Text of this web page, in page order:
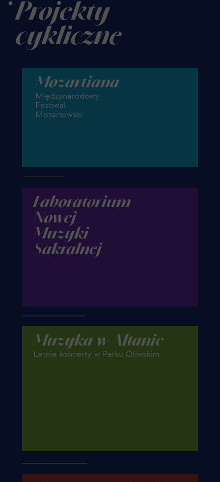
Projekty
cykliczne
Laboratorium
Nowej
Muzyki
Sakralnej
Mozartiana
Międzynarodowy
Festiwal
Mozartowski
Muzyka w Altanie
Letnie koncerty w Parku Oliwskim